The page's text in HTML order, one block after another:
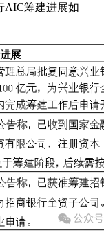
AIC筹建进展如